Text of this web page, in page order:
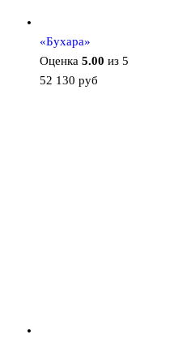
«Бухара»
Оценка 5.00 из 5
52 130 руб